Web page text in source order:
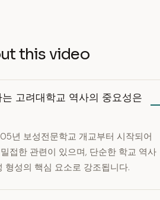
this video
고려대학교 역사의 중요성은
년 보성전문학교 개교부터 시작되어
접한 관련이 있으며, 단순한 학교 역사
형성의 핵심 요소로 강조됩니다.